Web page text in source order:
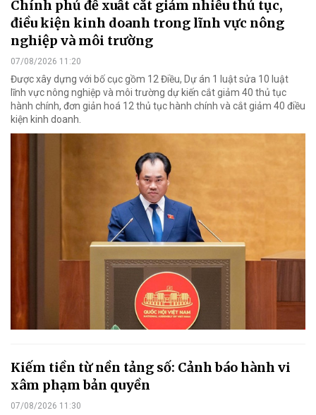
Chính phủ đề xuất cắt giảm nhiều thủ tục,
điều kiện kinh doanh trong lĩnh vực nông
nghiệp và môi trường
07/08/2026 11:20
Được xây dựng với bố cục gồm 12 Điều, Dự án 1 luật sửa 10 luật
lĩnh vực nông nghiệp và môi trường dự kiến cắt giảm 40 thủ tục
hành chính, đơn giản hoá 12 thủ tục hành chính và cắt giảm 40 điều
kiện kinh doanh.
Kiếm tiền từ nền tảng số: Cảnh báo hành vi
xâm phạm bản quyền
07/08/2026 11:30